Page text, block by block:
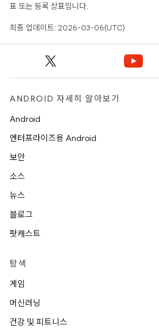
표 또는 등록 상표입니다.
최종 업데이트: 2026-03-06(UTC)
ANDROID 자세히 알아보기
Android
엔터프라이즈용 Android
보안
소스
뉴스
블로그
팟캐스트
탐색
게임
머신러닝
건강 및 피트니스